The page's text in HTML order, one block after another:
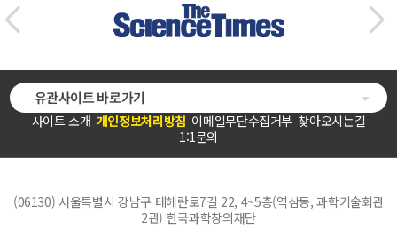
사이트 소개 개인정보처리방침 이메일무단수집거부 찾아오시는길
1:1문의
유관사이트 바로가기
(06130) 서울특별시 강남구 테헤란로7길 22, 4~5층(역삼동, 과학기술회관
2관) 한국과학창의재단